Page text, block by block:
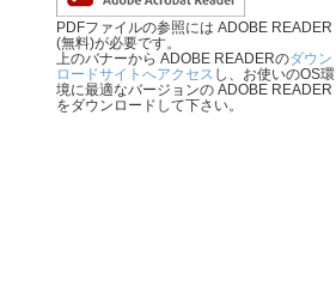
PDFファイルの参照には ADOBE READER
(無料)が必要です。
上のバナーから ADOBE READERのダウン
ロードサイトへアクセス し、お使いのOS環
境に最適なバージョンの ADOBE READER
をダウンロードして下さい。